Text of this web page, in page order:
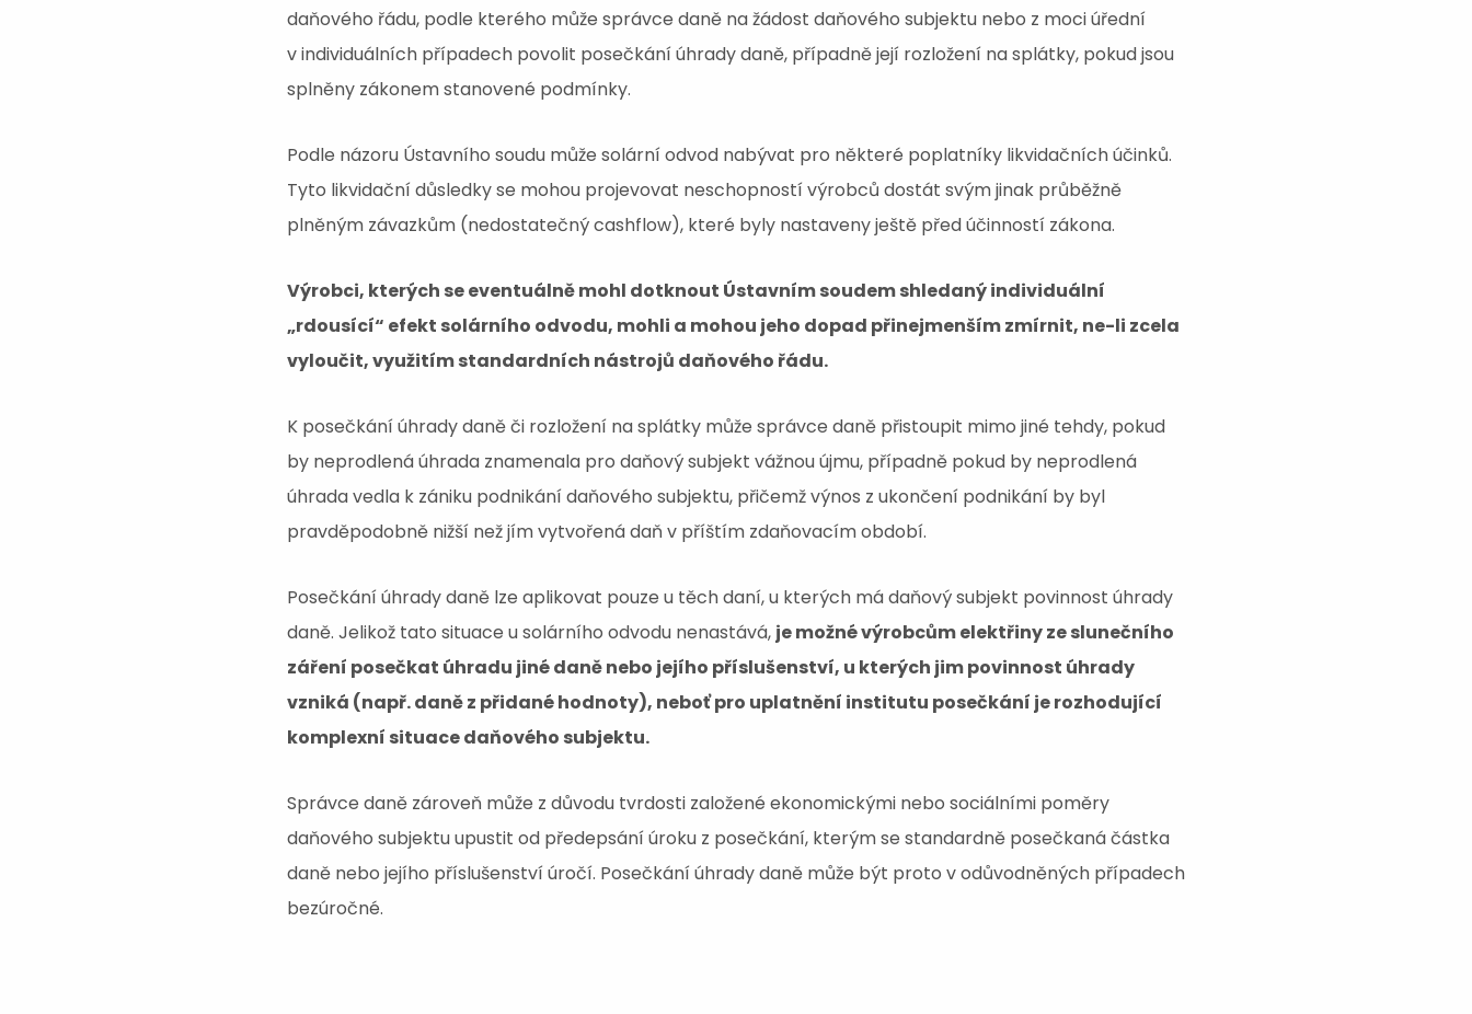
daňového řádu, podle kterého může správce daně na žádost daňového subjektu nebo z moci úřední
v individuálních případech povolit posečkání úhrady daně, případně její rozložení na splátky, pokud jsou
splněny zákonem stanovené podmínky.
Podle názoru Ústavního soudu může solární odvod nabývat pro některé poplatníky likvidačních účinků.
Tyto likvidační důsledky se mohou projevovat neschopností výrobců dostát svým jinak průběžně
plněným závazkům (nedostatečný cashflow), které byly nastaveny ještě před účinností zákona.
Výrobci, kterých se eventuálně mohl dotknout Ústavním soudem shledaný individuální
„rdousící“ efekt solárního odvodu, mohli a mohou jeho dopad přinejmenším zmírnit, ne-li zcela
vyloučit, využitím standardních nástrojů daňového řádu.
K posečkání úhrady daně či rozložení na splátky může správce daně přistoupit mimo jiné tehdy, pokud
by neprodlená úhrada znamenala pro daňový subjekt vážnou újmu, případně pokud by neprodlená
úhrada vedla k zániku podnikání daňového subjektu, přičemž výnos z ukončení podnikání by byl
pravděpodobně nižší než jím vytvořená daň v příštím zdaňovacím období.
Posečkání úhrady daně lze aplikovat pouze u těch daní, u kterých má daňový subjekt povinnost úhrady
daně. Jelikož tato situace u solárního odvodu nenastává, je možné výrobcům elektřiny ze slunečního
záření posečkat úhradu jiné daně nebo jejího příslušenství, u kterých jim povinnost úhrady
vzniká (např. daně z přidané hodnoty), neboť pro uplatnění institutu posečkání je rozhodující
komplexní situace daňového subjektu.
Správce daně zároveň může z důvodu tvrdosti založené ekonomickými nebo sociálními poměry
daňového subjektu upustit od předepsání úroku z posečkání, kterým se standardně posečkaná částka
daně nebo jejího příslušenství úročí. Posečkání úhrady daně může být proto v odůvodněných případech
bezúročné.